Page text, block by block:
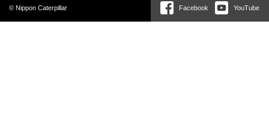
© Nippon Caterpillar Facebook YouTube